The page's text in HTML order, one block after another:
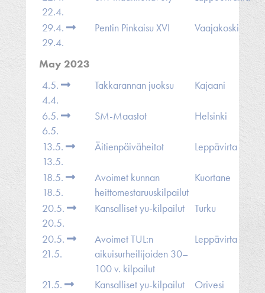
22.4.
29.4.
29.4.
Pentin Pinkaisu XVI Vaajakoski
May 2023
4.5.
4.4.
Takkarannan juoksu Kajaani
6.5.
6.5.
SM-Maastot Helsinki
13.5.
13.5.
Äitienpäiväheitot Leppävirta
18.5.
18.5.
Avoimet kunnan
heittomestaruuskilpailut
Kuortane
20.5.
20.5.
Kansalliset yu-kilpailut Turku
20.5.
21.5.
Avoimet TUL:n
aikuisurheilijoiden 30–
100 v. kilpailut
Leppävirta
21.5.
Kansalliset yu-kilpailut Orivesi